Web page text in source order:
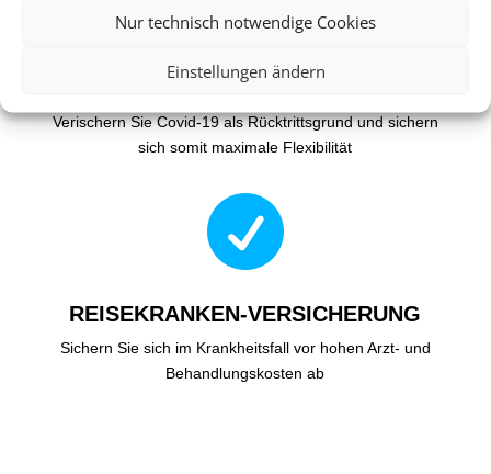
Nur technisch notwendige Cookies
Einstellungen ändern
COVID-19
Verischern Sie Covid-19 als Rücktrittsgrund und sichern
sich somit maximale Flexibilität

REISEKRANKEN-VERSICHERUNG
Sichern Sie sich im Krankheitsfall vor hohen Arzt- und
Behandlungskosten ab